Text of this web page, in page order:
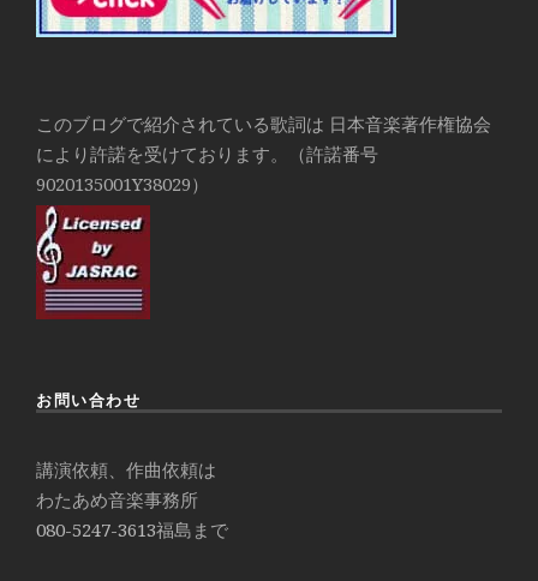
このブログで紹介されている歌詞は 日本音楽著作権協会
により許諾を受けております。（許諾番号
9020135001Y38029）
お問い合わせ
講演依頼、作曲依頼は
わたあめ音楽事務所
080-5247-3613福島まで